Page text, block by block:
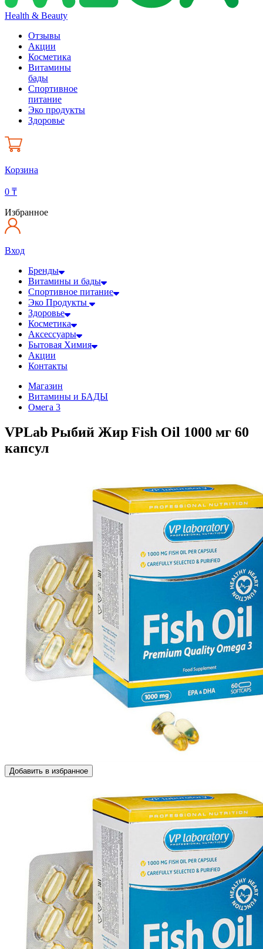
Health & Beauty
Отзывы
Акции
Косметика
Витамины
бады
Спортивное
питание
Эко продукты
Здоровье
Корзина
0 ₸
Избранное
Вход
Бренды
Витамины и бады
Спортивное питание
Эко Продукты
Здоровье
Косметика
Аксессуары
Бытовая Химия
Акции
Контакты
Магазин
Витамины и БАДЫ
Омега 3
VPLab Рыбий Жир Fish Oil 1000 мг 60
капсул
Добавить в избранное